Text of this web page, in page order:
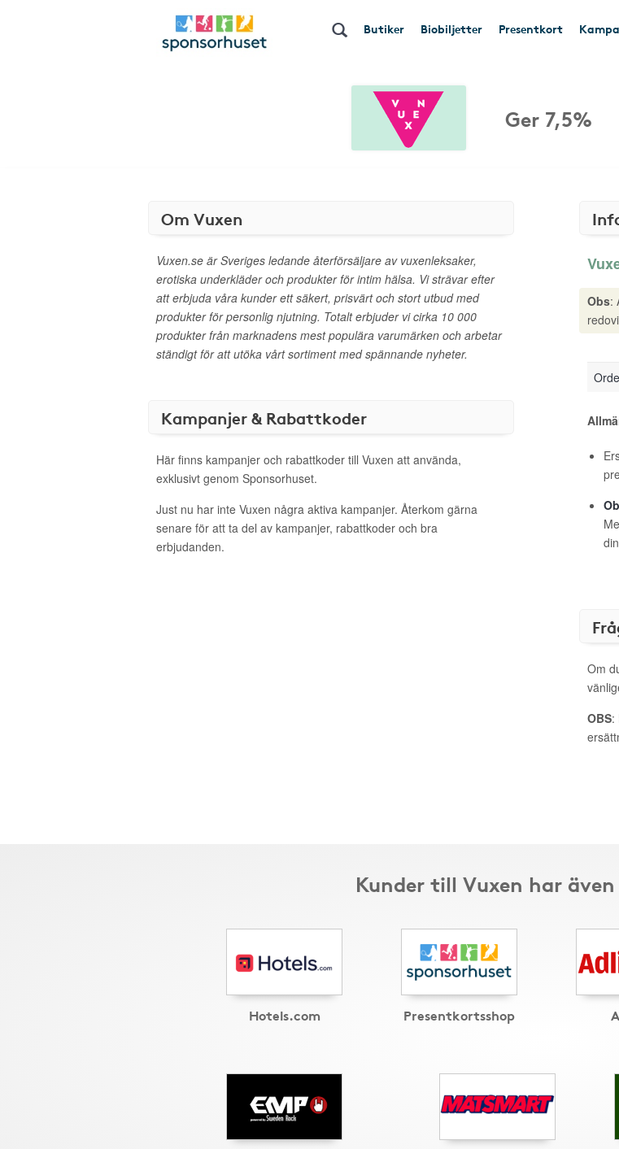
Butiker Biobiljetter Presentkort
Ger 7,5%
Om Vuxen
Vuxen.se är Sveriges ledande återförsäljare av vuxenleksaker,
erotiska underkläder och produkter för intim hälsa. Vi strävar efter
att erbjuda våra kunder ett säkert, prisvärt och stort utbud med
produkter för personlig njutning. Totalt erbjuder vi cirka 10 000
produkter från marknadens mest populära varumärken och arbetar
ständigt för att utöka vårt sortiment med spännande nyheter.
Kampanjer & Rabattkoder
Här finns kampanjer och rabattkoder till Vuxen att använda,
exklusivt genom Sponsorhuset.
Just nu har inte Vuxen några aktiva kampanjer. Återkom gärna
senare för att ta del av kampanjer, rabattkoder och bra
erbjudanden.
Obs:
Om
OBS:
Kunder till Vuxen har
Hotels.com Presentkortsshop